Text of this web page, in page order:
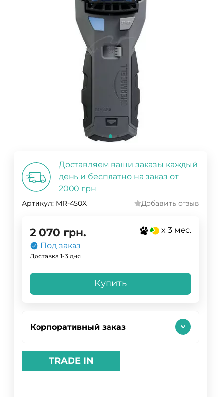
Доставляем ваши заказы каждый
день и бесплатно на заказ от
2000 грн
Артикул: MR-450X Добавить отзыв
2 070 грн.
x 3 мес.
Под заказ
Доставка 1-3 дня
Купить
Корпоративный заказ
TRADE IN